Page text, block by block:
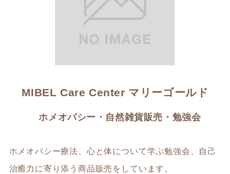
MIBEL Care Center マリーゴールド
ホメオパシー・自然雑貨販売・勉強会
ホメオパシー療法、心と体について学ぶ勉強会、自己
治癒力に寄り添う商品販売をしています。